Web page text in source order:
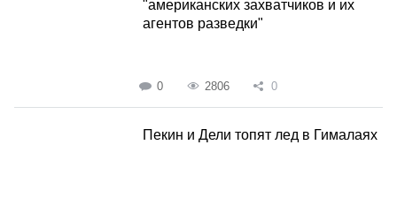
"американских захватчиков и их
агентов разведки"
0 2806 0
Пекин и Дели топят лед в Гималаях